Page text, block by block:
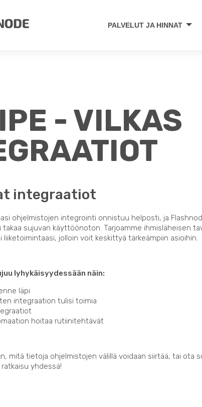
PALVELUT JA HINNAT
- VILKAS
integraatiot
ohjelmistojen integrointi onnistuu helposti, ja
sujuvan käyttöönoton. Tarjoamme ihmisläheisen
liiketoimintaasi, jolloin voit keskittyä tärkeämpiin asioihin.
lyhykäisyydessään näin:
läpi
integraation tulisi toimia
hoitaa rutiinitehtävät
mitä tietoja ohjelmistojen välillä voidaan siirtää, tai ota
yhdessä!